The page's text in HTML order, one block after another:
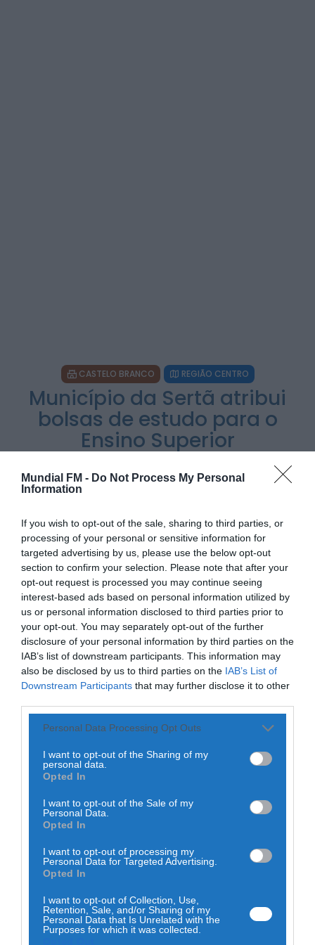
Mundial FM - Do Not Process My Personal
Information
If you wish to opt-out of the sale, sharing to third parties, or
processing of your personal or sensitive information for
targeted advertising by us, please use the below opt-out
section to confirm your selection. Please note that after your
opt-out request is processed you may continue seeing
interest-based ads based on personal information utilized by
us or personal information disclosed to third parties prior to
your opt-out. You may separately opt-out of the further
disclosure of your personal information by third parties on the
IAB’s list of downstream participants. This information may
also be disclosed by us to third parties on the IAB’s List of
Downstream Participants that may further disclose it to other
Personal Data Processing Opt Outs
I want to opt-out of the Sharing of my
personal data.
Opted In
I want to opt-out of the Sale of my
Personal Data.
Opted In
I want to opt-out of processing my
Personal Data for Targeted Advertising.
Opted In
I want to opt-out of Collection, Use,
Retention, Sale, and/or Sharing of my
Personal Data that Is Unrelated with the
Purposes for which it was collected.
Diário da Bairrada
Exposição “Santo António Militar” leva ao
Museu Militar do Buçaco uma dimensão...
HOJE, 11:46
Mundial FM
Câmara de Viseu e nova Universidade
Politécnica reforçam cooperação e traçam
HOJE, 11:43
Portela celebrou Nossa Senhora da Conceição
com cinco dias de fé, tradição...
HOJE, 11:36
CASTELO BRANCO REGIÃO CENTRO
Município da Sertã atribui
bolsas de estudo para o
Ensino Superior
Decorre de 1 de setembro a 31 de outubro de 2025, o
período de candidaturas para a atribuição de Bolsas de
Estudo a estudantes do concelho da Sertã que
frequentem, ou venham a frequentar, o ensino superior no
ano letivo 2025/2026.
A Câmara Municipal da Sertã dinamiza esta iniciativa pelo
décimo segundo ano consecutivo, considerando a
comunidade. O programa tem como principais objetivos
fomentar o sucesso escolar e garantir a continuidade dos
estudos dos jovens munícipes, atribuindo apoios com base
académico.
no concelho da Sertã há, pelo menos, três anos,
matriculados em cursos de licenciatura ou mestrado
integrado em estabelecimentos públicos de ensino
evidenciar aproveitamento escolar e integrar um dos três
primeiros escalões do abono de família, entre outros
requisitos de acesso.
PARTILHAR ESTE ARTIGO
WhatsApp
Facebook
Messenger
Bluesky
TrelloTelegram
Copy
Link